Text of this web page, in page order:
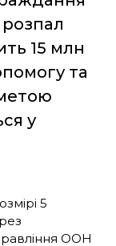
15 млн
та
у
5
ООН